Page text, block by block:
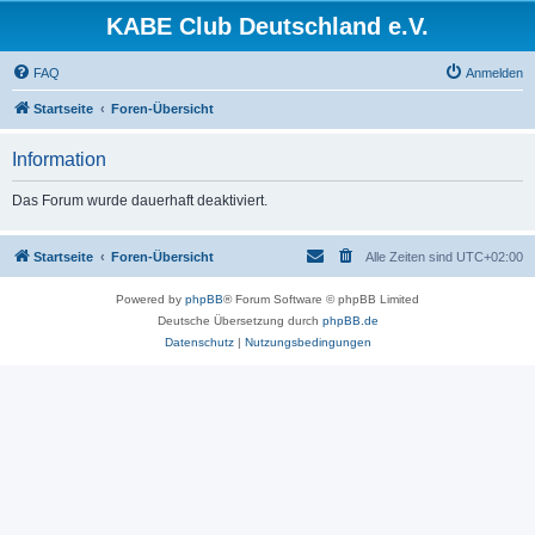
KABE Club Deutschland e.V.
FAQ Anmelden
Startseite Foren-Übersicht
Information
Das Forum wurde dauerhaft deaktiviert.
Startseite Foren-Übersicht Alle Zeiten sind UTC+02:00
Powered by phpBB® Forum Software © phpBB Limited
Deutsche Übersetzung durch phpBB.de
Datenschutz| Nutzungsbedingungen